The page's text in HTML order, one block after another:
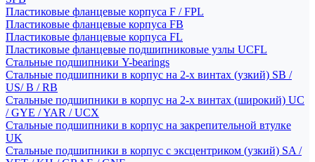
Пластиковые фланцевые корпуса F / FPL
Пластиковые фланцевые корпуса FB
Пластиковые фланцевые корпуса FL
Пластиковые фланцевые подшипниковые узлы UCFL
Стальные подшипники Y-bearings
Стальные подшипники в корпус на 2-х винтах (узкий) SB /
US/ B / RB
Стальные подшипники в корпус на 2-х винтах (широкий) UC
/ GYE / YAR / UCX
Стальные подшипники в корпус на закрепительной втулке
UK
Стальные подшипники в корпус с эксцентриком (узкий) SA /